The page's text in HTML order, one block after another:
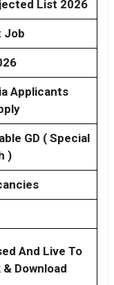
List 2026
Job
Applicants
GD ( Special
)
And Live To
Download